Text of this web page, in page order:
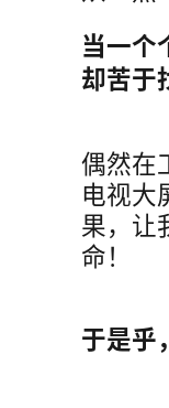
当一个
却苦于
偶然在
电视大
果，让
命！
于是乎